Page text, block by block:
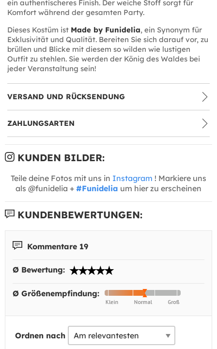
ein authentischeres Finish. Der weiche Stoff sorgt für
Komfort während der gesamten Party.
Dieses Kostüm ist Made by Funidelia, ein Synonym für
Exklusivität und Qualität. Bereiten Sie sich darauf vor, zu
brüllen und Blicke mit diesem so wilden wie lustigen
Outfit zu stehlen. Sie werden der König des Waldes bei
jeder Veranstaltung sein!
VERSAND UND RÜCKSENDUNG
ZAHLUNGSARTEN
KUNDEN BILDER:
Teile deine Fotos mit uns in Instagram ! Markiere uns
als @funidelia + #Funidelia um hier zu erscheinen
KUNDENBEWERTUNGEN:
Kommentare 19
Ø Bewertung:
Ø Größenempfindung:
Ordnen nach